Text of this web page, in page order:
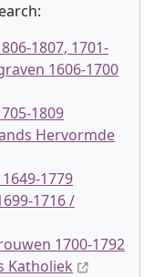
1807, 1701-
1606-1700
1809
Hervormde
1779
1716 /
1700-1792
Katholiek